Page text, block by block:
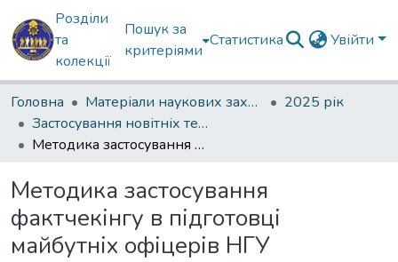
Розділи
та
колекції
Пошук за
критеріями
Статистика Увійти
Головна Матеріали наукових заходів
2025 рік
Застосування новітніх технологій, підходів та методів у підготовці військових фахівці
Методика застосування фактчекінгу в підготовці майбутніх офіцерів НГУ
Методика застосування
фактчекінгу в підготовці
майбутніх офіцерів НГУ